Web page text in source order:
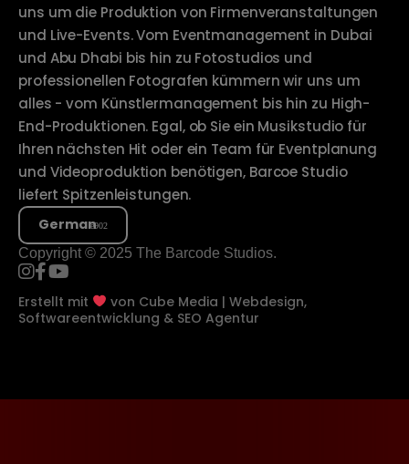
uns um die Produktion von Firmenveranstaltungen
und Live-Events. Vom Eventmanagement in Dubai
und Abu Dhabi bis hin zu Fotostudios und
professionellen Fotografen kümmern wir uns um
alles - vom Künstlermanagement bis hin zu High-
End-Produktionen. Egal, ob Sie ein Musikstudio für
Ihren nächsten Hit oder ein Team für Eventplanung
und Videoproduktion benötigen, Barcoe Studio
liefert Spitzenleistungen.
German
Copyright © 2025 The Barcode Studios.
Erstellt mit von Cube Media | Webdesign,
Softwareentwicklung & SEO Agentur